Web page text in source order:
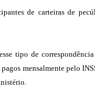
de carteiras de
tipo de
mensalmente pelo